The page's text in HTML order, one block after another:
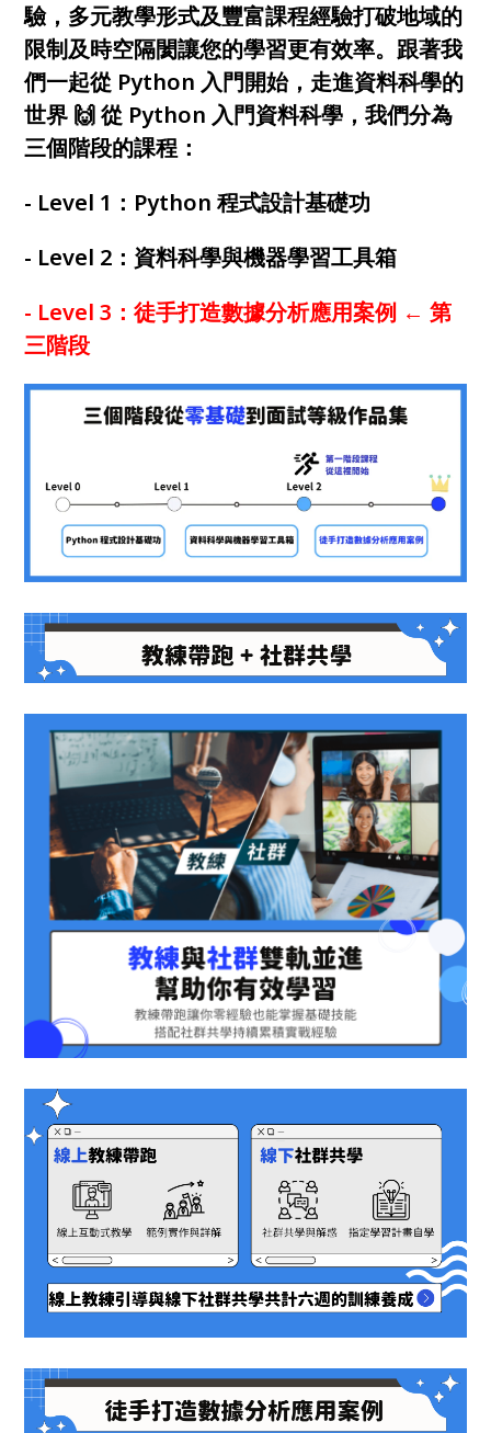
驗，多元教學形式及豐富課程經驗打破地域的
限制及時空隔閡讓您的學習更有效率。跟著我
們一起從 Python 入門開始，走進資料科學的
世界 🙌 從 Python 入門資料科學，我們分為
三個階段的課程：
- Level 1：Python 程式設計基礎功
- Level 2：資料科學與機器學習工具箱
- Level 3：徒手打造數據分析應用案例 ← 第
三階段